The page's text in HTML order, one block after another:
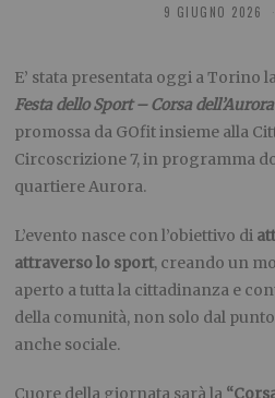
9 GIUGNO 2026
E’ stata presentata oggi a Torino
Festa dello Sport – Corsa
promossa da GOfit insieme alla
Circoscrizione 7, in programma
quartiere Aurora.
L’evento nasce con l’obiettivo di
attraverso lo sport, creando un
aperto a tutta la cittadinanza e
della comunità, non solo dal
anche sociale.
Cuore della giornata sarà la